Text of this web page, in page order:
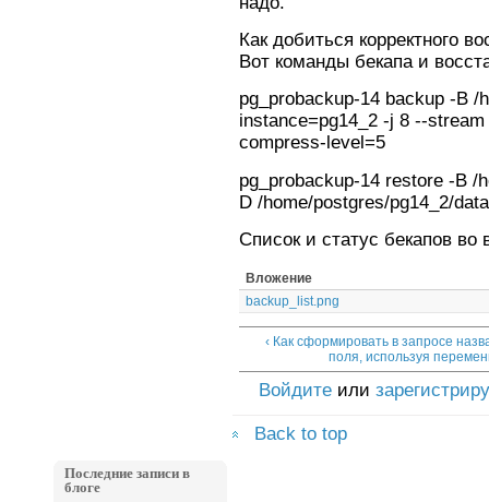
Как добиться корректного
Вот команды бекапа и
pg_probackup-14 backup -B /
instance=pg14_2 -j 8 --
compress-level=5
pg_probackup-14 restore -B /
D /home/postgres/pg14_2/
Список и статус бекапов во
Вложение
backup_list.png
‹ Как сформировать в запросе
поля, используя
Войдитеили
Back to top
Последние записи в
блоге